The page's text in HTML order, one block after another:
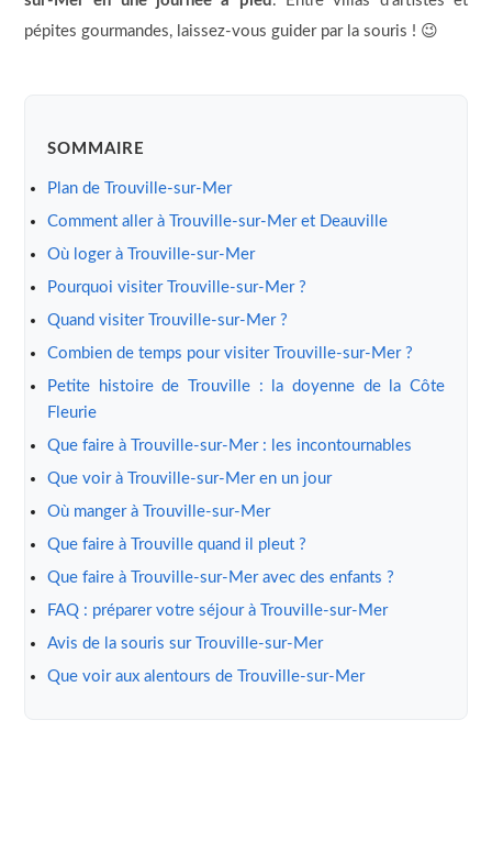
pépites gourmandes, laissez-vous guider par la souris ! 😉
SOMMAIRE
Plan de Trouville-sur-Mer
Comment aller à Trouville-sur-Mer et Deauville
Où loger à Trouville-sur-Mer
Pourquoi visiter Trouville-sur-Mer ?
Quand visiter Trouville-sur-Mer ?
Combien de temps pour visiter Trouville-sur-Mer ?
Petite histoire de Trouville : la doyenne de la Côte
Fleurie
Que faire à Trouville-sur-Mer : les incontournables
Que voir à Trouville-sur-Mer en un jour
Où manger à Trouville-sur-Mer
Que faire à Trouville quand il pleut ?
Que faire à Trouville-sur-Mer avec des enfants ?
FAQ : préparer votre séjour à Trouville-sur-Mer
Avis de la souris sur Trouville-sur-Mer
Que voir aux alentours de Trouville-sur-Mer